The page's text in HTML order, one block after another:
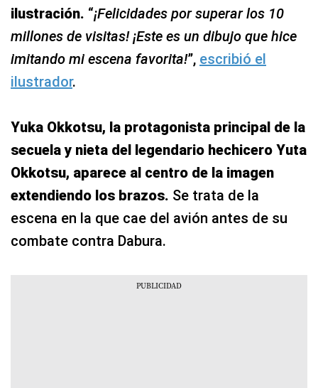
ilustración. “¡Felicidades por superar los 10
millones de visitas! ¡Este es un dibujo que hice
imitando mi escena favorita!”, escribió el
ilustrador.
Yuka Okkotsu, la protagonista principal de la
secuela y nieta del legendario hechicero Yuta
Okkotsu, aparece al centro de la imagen
extendiendo los brazos. Se trata de la
escena en la que cae del avión antes de su
combate contra Dabura.